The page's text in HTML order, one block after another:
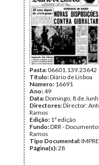
Pasta:06601.139.23642
Título:Diário de Lisboa
Número: 16691
Ano:49
Data:Domingo, 8 de
Directores:Director:
Ramos
Edição: 1ª edição
Fundo:DRR -
Ramos
Tipo Documental:
Página(s):28